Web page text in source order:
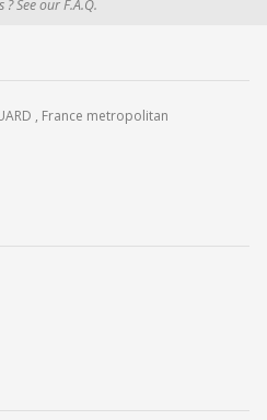
? See our F.A.Q.
, France metropolitan